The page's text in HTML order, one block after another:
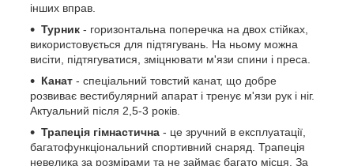
інших вправ.
Турник - горизонтальна поперечка на двох стійках,
використовується для підтягувань. На ньому можна
висіти, підтягуватися, зміцнювати м'язи спини і преса.
Канат - спеціальний товстий канат, що добре
розвиває вестибулярний апарат і тренує м'язи рук і ніг.
Актуальний після 2,5-3 років.
Трапеція гімнастична - це зручний в експлуатації,
багатофункціональний спортивний снаряд. Трапеція
невелика за розмірами та не займає багато місця. За